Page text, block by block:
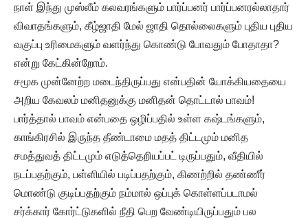
நாள் இந்து முஸ்லீம் கலவரங்களும் பார்ப்பனர் பார்ப்பனரல்லாதார்
விவாதங்களும், கீழ்ஜாதி மேல் ஜாதி தொல்லைகளும் புதிய புதிய
வகுப்பு உரிமைகளும் வளர்ந்து கொண்டு போவதும் போதாதா?
என்று கேட்கின்றோம்.
சமூக முன்னேற்ற மடைந்திருப்பது என்பதின் யோக்கியதையை
அறிய கேவலம் மனிதனுக்கு மனிதன் தொட்டால் பாவம்!
பார்த்தால் பாவம் என்பதை ஒழிப்பதில் உள்ள கஷ்டங்களும்,
காங்கிரசில் இருந்த தீண்டாமை மதத் திட்டமும் மனித
சமத்துவத் திட்டமும் எடுத்தெறியப்பட் டிருப்பதும், வீதியில்
நடப்பதற்கும், பள்ளியில் படிப்பதற்கும், கிணற்றில் தண்ணீர்
மொண்டு குடிப்பதற்கும் நம்மால் ஒப்புக் கொள்ளப்படாமல்
சர்க்கார் கோர்ட்டுகளில் நீதி பெற வேண்டியிருப்பதும் பல